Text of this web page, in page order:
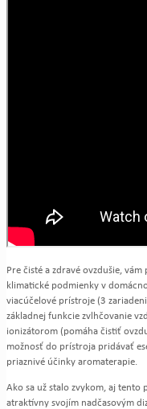
Pre čisté a zdravé ovzdušie,
klimatické podmienky v
viacúčelové prístroje (3
základnej funkcie zvlhčovanie
ionizátorom (pomáha čistiť
možnosť do prístroja pridávať
priaznivé účinky aromaterapie.
Ako sa už stalo zvykom, aj tento
atraktívny svojím nadčasovým